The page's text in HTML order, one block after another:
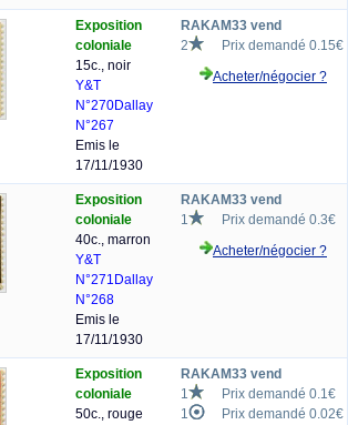
Exposition
coloniale
15c., noir
Y&T
N°270Dallay
N°267
Emis le
17/11/1930
RAKAM33 vend
2
Prix demandé 0.15€
Acheter/négocier ?
Exposition
coloniale
40c., marron
Y&T
N°271 Dallay
N°268
Emis le
17/11/1930
RAKAM33 vend
1
Prix demandé 0.3€
Acheter/négocier ?
Exposition
coloniale
50c., rouge
RAKAM33 vend
1
Prix demandé 0.1€
1
Prix demandé 0.02€